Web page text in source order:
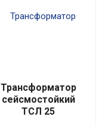
Трансформатор
сейсмостойкий
ТСЛ 25